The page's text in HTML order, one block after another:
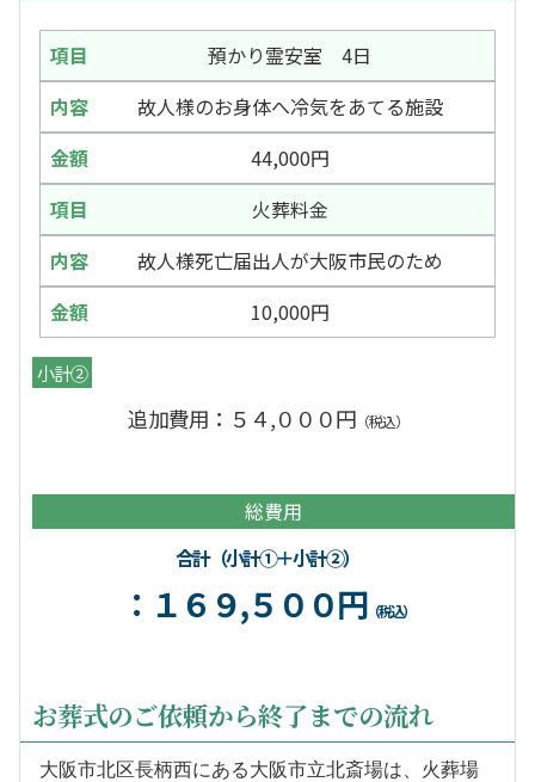
預かり霊安室 4日
故人様のお身体へ冷気をあてる施設
44,000円
火葬料金
故人様死亡届出人が大阪市民のため
10,000円
小計②
追加費用：５４,０００円 （税込）
総費用
合計（小計①＋小計②）
：１６９,５００円 （税込）
お葬式のご依頼から終了までの流れ
大阪市北区長柄西にある大阪市立北斎場は、火葬場